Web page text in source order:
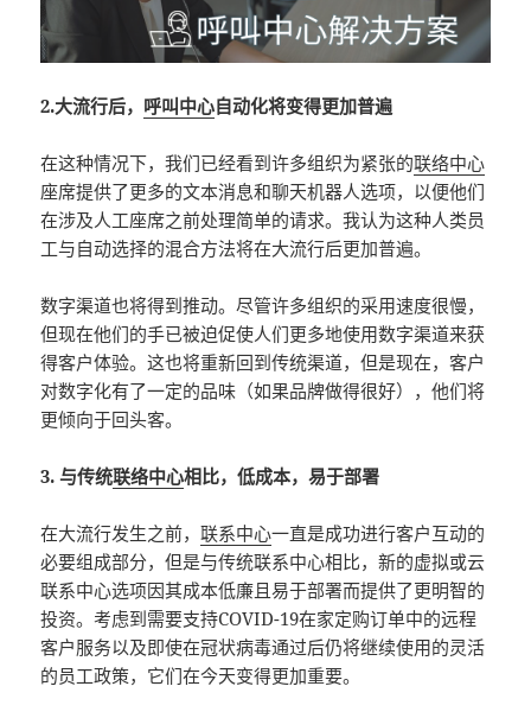
2.大流行后， 呼叫中心自动化将变得更加普遍
在这种情况下，我们已经看到许多组织为紧张的联络中心
座席提供了更多的文本消息和聊天机器人选项，以便他们
在涉及人工座席之前处理简单的请求。我认为这种人类员
工与自动选择的混合方法将在大流行后更加普遍。
数字渠道也将得到推动。尽管许多组织的采用速度很慢，
但现在他们的手已被迫促使人们更多地使用数字渠道来获
得客户体验。这也将重新回到传统渠道，但是现在，客户
对数字化有了一定的品味（如果品牌做得很好），他们将
更倾向于回头客。
3. 与传统联络中心相比，低成本，易于部署
在大流行发生之前，联系中心一直是成功进行客户互动的
必要组成部分，但是与传统联系中心相比，新的虚拟或云
联系中心选项因其成本低廉且易于部署而提供了更明智的
投资。考虑到需要支持COVID-19在家定购订单中的远程
客户服务以及即使在冠状病毒通过后仍将继续使用的灵活
的员工政策，它们在今天变得更加重要。